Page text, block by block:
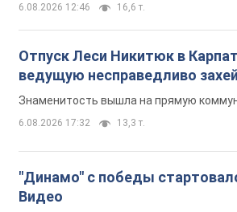
6.08.2026 12:46 16,6 т.
Отпуск Леси Никитюк в
ведущую несправедливо
Знаменитость вышла на прямую
6.08.2026 17:32 13,3 т.
"Динамо" с победы
Видео